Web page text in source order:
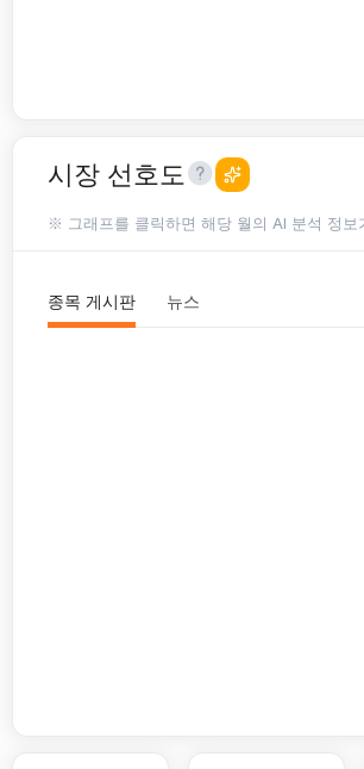
시장 선호도
※ 그래프를 클릭하면 해당 월의 AI 분석 정보
종목 게시판 뉴스